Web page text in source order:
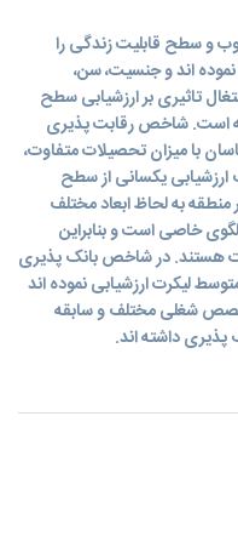
و سطح قابلیت زندگی را
اند و جنسیت، سن،
تاثیری بر ارزشیابی سطح
است. شاخص رقابت پذیری
با میزان تحصیلات متفاوت،
یکسانی از سطح
به لحاظ ابعاد مختلف
خاصی است و بنابراین
هستند. در شاخص بانک پذیری
لیکرت ارزشیابی نموده اند
شغلی مختلف و سابقه
داشته اند.